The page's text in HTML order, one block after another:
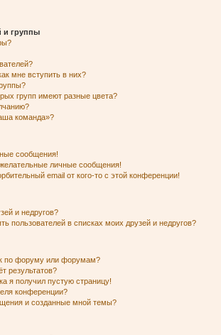
и группы
мне вступить в них?
групп имеют разные цвета?
команда»?
сообщения!
личные сообщения!
email от кого-то с этой конференции!
и недругов?
пользователей в списках моих друзей и недругов?
по форуму или форумам?
результатов?
я получил пустую страницу!
конференции?
и созданные мной темы?